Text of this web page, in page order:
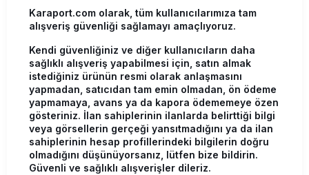
Karaport.com olarak, tüm kullanıcılarımıza tam
alışveriş güvenliği sağlamayı amaçlıyoruz.
Kendi güvenliğiniz ve diğer kullanıcıların daha
sağlıklı alışveriş yapabilmesi için, satın almak
istediğiniz ürünün resmi olarak anlaşmasını
yapmadan, satıcıdan tam emin olmadan, ön ödeme
yapmamaya, avans ya da kapora ödememeye özen
gösteriniz. İlan sahiplerinin ilanlarda belirttiği bilgi
veya görsellerin gerçeği yansıtmadığını ya da ilan
sahiplerinin hesap profillerindeki bilgilerin doğru
olmadığını düşünüyorsanız, lütfen bize bildirin.
Güvenli ve sağlıklı alışverişler dileriz.